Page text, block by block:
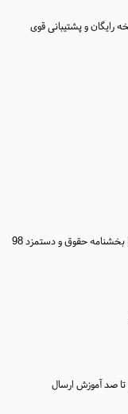
نحوه محاسبه حقوق و دستمزد 98 | بخشنامه حقوق و دستمزد 98